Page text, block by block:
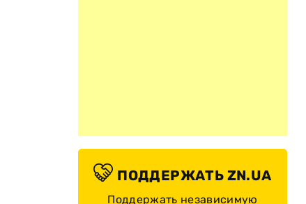
ПОДДЕРЖАТЬ ZN.UA
Поддержать независимую